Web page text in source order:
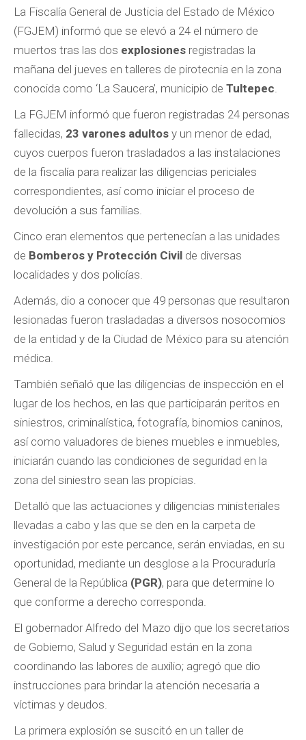
La Fiscalía General de Justicia del Estado de México
(FGJEM) informó que se elevó a 24 el número de
muertos tras las dos explosiones registradas la
mañana del jueves en talleres de pirotecnia en la zona
conocida como ‘La Saucera’, municipio de Tultepec.
La FGJEM informó que fueron registradas 24 personas
fallecidas, 23 varones adultos y un menor de edad,
cuyos cuerpos fueron trasladados a las instalaciones
de la fiscalía para realizar las diligencias periciales
correspondientes, así como iniciar el proceso de
devolución a sus familias.
Cinco eran elementos que pertenecían a las unidades
de Bomberos y Protección Civil de diversas
localidades y dos policías.
Además, dio a conocer que 49 personas que resultaron
lesionadas fueron trasladadas a diversos nosocomios
de la entidad y de la Ciudad de México para su atención
médica.
También señaló que las diligencias de inspección en el
lugar de los hechos, en las que participarán peritos en
siniestros, criminalística, fotografía, binomios caninos,
así como valuadores de bienes muebles e inmuebles,
iniciarán cuando las condiciones de seguridad en la
zona del siniestro sean las propicias.
Detalló que las actuaciones y diligencias ministeriales
llevadas a cabo y las que se den en la carpeta de
investigación por este percance, serán enviadas, en su
oportunidad, mediante un desglose a la Procuraduría
General de la República (PGR), para que determine lo
que conforme a derecho corresponda.
El gobernador Alfredo del Mazo dijo que los secretarios
de Gobierno, Salud y Seguridad están en la zona
coordinando las labores de auxilio; agregó que dio
instrucciones para brindar la atención necesaria a
víctimas y deudos.
La primera explosión se suscitó en un taller de